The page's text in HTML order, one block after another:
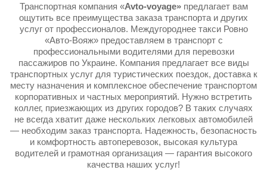
Транспортная компания «Avto-voyage»предлагает вам
ощутить все преимущества заказа транспорта и других
услуг от профессионалов. Междугороднее такси Ровно
«Авто-Вояж» предоставляем в транспорт с
профессиональными водителями для перевозки
пассажиров по Украине. Компания предлагает все виды
транспортных услуг для туристических поездок, доставка к
месту назначения и комплексное обеспечение транспортом
корпоративных и частных мероприятий. Нужно встретить
коллег, приезжающих из других городов? В таких случаях
не всегда хватит даже нескольких легковых автомобилей
— необходим заказ транспорта. Надежность, безопасность
и комфортность автоперевозок, высокая культура
водителей и грамотная организация — гарантия высокого
качества наших услуг!